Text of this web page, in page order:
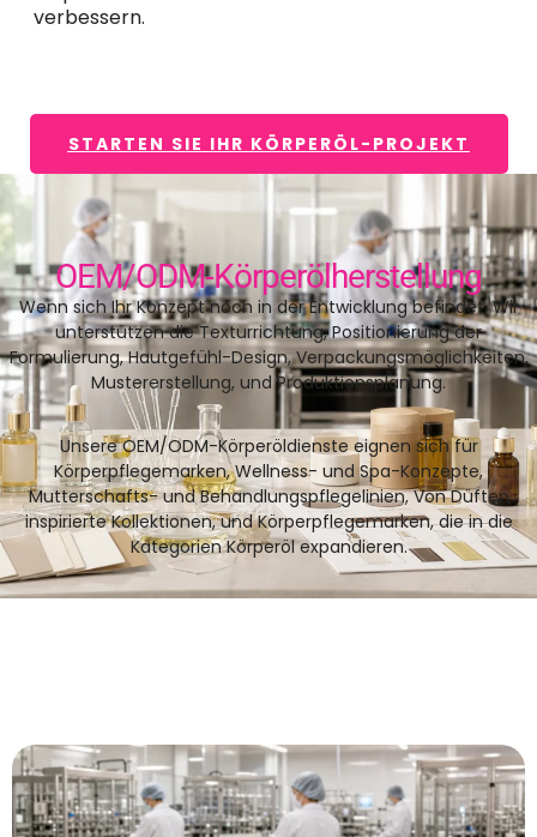
verbessern.
STARTEN SIE IHR KÖRPERÖL-PROJEKT
OEM/ODM-Körperölherstellung
Wenn sich Ihr Konzept noch in der Entwicklung befindet, Wir
unterstützen die Texturrichtung, Positionierung der
Formulierung, Hautgefühl-Design, Verpackungsmöglichkeiten,
Mustererstellung, und Produktionsplanung.
Unsere OEM/ODM-Körperöldienste eignen sich für
Körperpflegemarken, Wellness- und Spa-Konzepte,
Mutterschafts- und Behandlungspflegelinien, Von Düften
inspirierte Kollektionen, und Körperpflegemarken, die in die
Kategorien Körperöl expandieren.